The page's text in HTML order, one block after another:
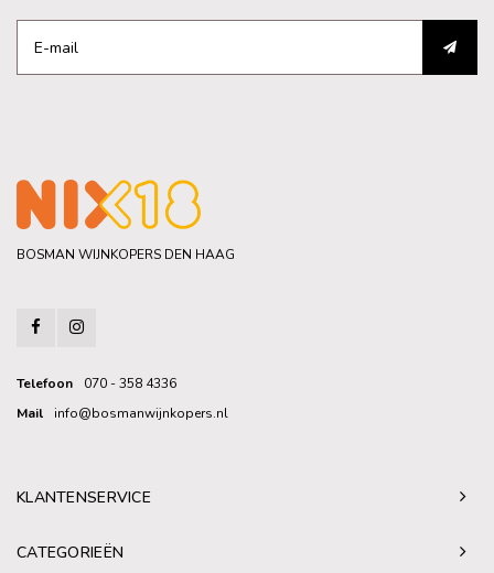
BOSMAN WIJNKOPERS DEN HAAG
Telefoon
070 - 358 4336
Mail
info@bosmanwijnkopers.nl
KLANTENSERVICE
CATEGORIEËN